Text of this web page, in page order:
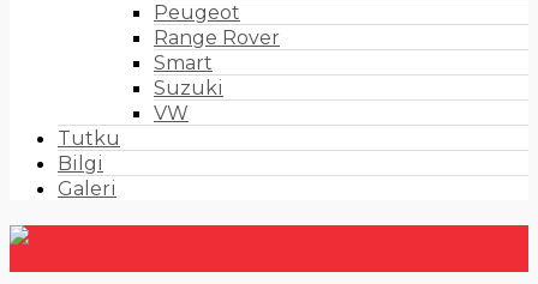
Peugeot
Range Rover
Smart
Suzuki
VW
Tutku
Bilgi
Galeri